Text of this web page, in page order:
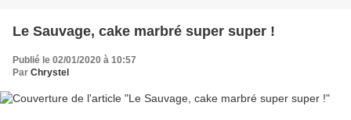
Le Sauvage, cake marbré super super !
Publié le 02/01/2020 à 10:57
Par Chrystel